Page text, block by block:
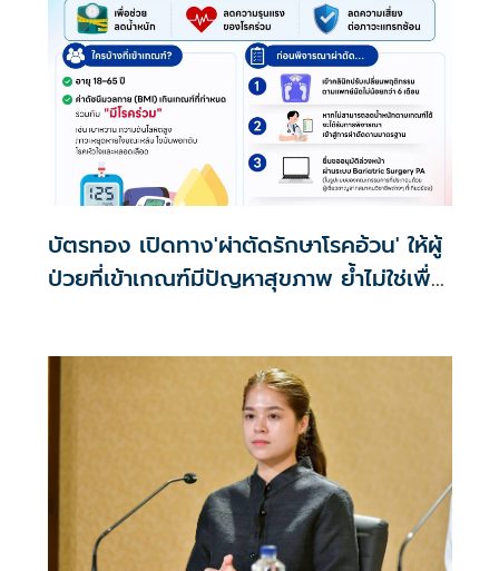
บัตรทอง เปิดทาง'ผ่าตัดรักษาโรคอ้วน' ให้ผู้
ป่วยที่เข้าเกณฑ์มีปัญหาสุขภาพ ย้ำไม่ใช่เพื่อ